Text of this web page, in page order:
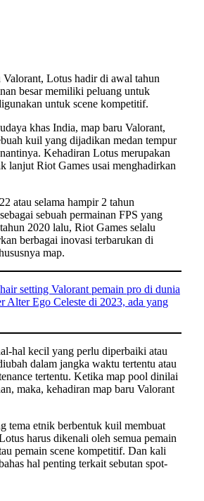
Valorant, Lotus hadir di awal tahun
besar memiliki peluang untuk
untuk scene kompetitif.
khas India, map baru Valorant,
kuil yang dijadikan medan tempur
Kehadiran Lotus merupakan
lanjut Riot Games usai menghadirkan
atau selama hampir 2 tahun
sebuah permainan FPS yang
2020 lalu, Riot Games selalu
berbagai inovasi terbarukan di
map.
setting Valorant pemain pro di dunia
Alter Ego Celeste di 2023, ada yang
hal kecil yang perlu diperbaiki atau
dalam jangka waktu tertentu atau
tertentu. Ketika map pool dinilai
maka, kehadiran map baru Valorant
tema etnik berbentuk kuil membuat
harus dikenali oleh semua pemain
pemain scene kompetitif. Dan kali
hal penting terkait sebutan spot-